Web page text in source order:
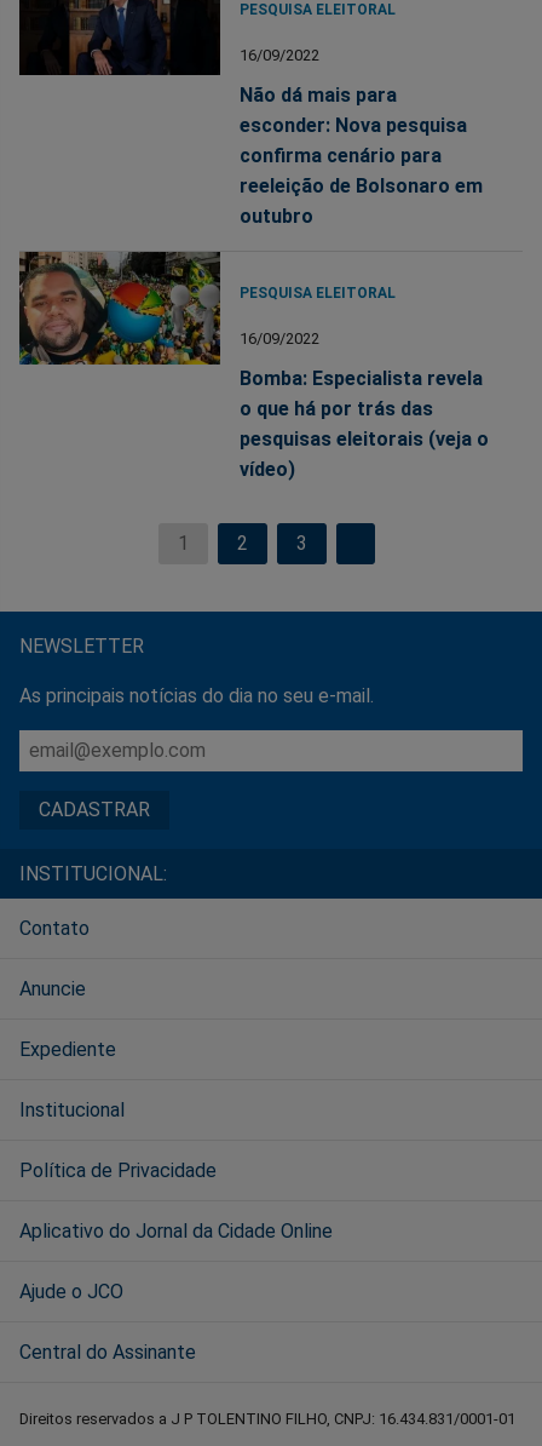
PESQUISA ELEITORAL
16/09/2022
Não dá mais para
esconder: Nova pesquisa
confirma cenário para
reeleição de Bolsonaro em
outubro
PESQUISA ELEITORAL
16/09/2022
Bomba: Especialista revela
o que há por trás das
pesquisas eleitorais (veja o
vídeo)
1 2 3
NEWSLETTER
As principais notícias do dia no seu e-mail.
INSTITUCIONAL:
Contato
Anuncie
Expediente
Institucional
Política de Privacidade
Aplicativo do Jornal da Cidade Online
Ajude o JCO
Central do Assinante
Direitos reservados a J P TOLENTINO FILHO, CNPJ: 16.434.831/0001-01